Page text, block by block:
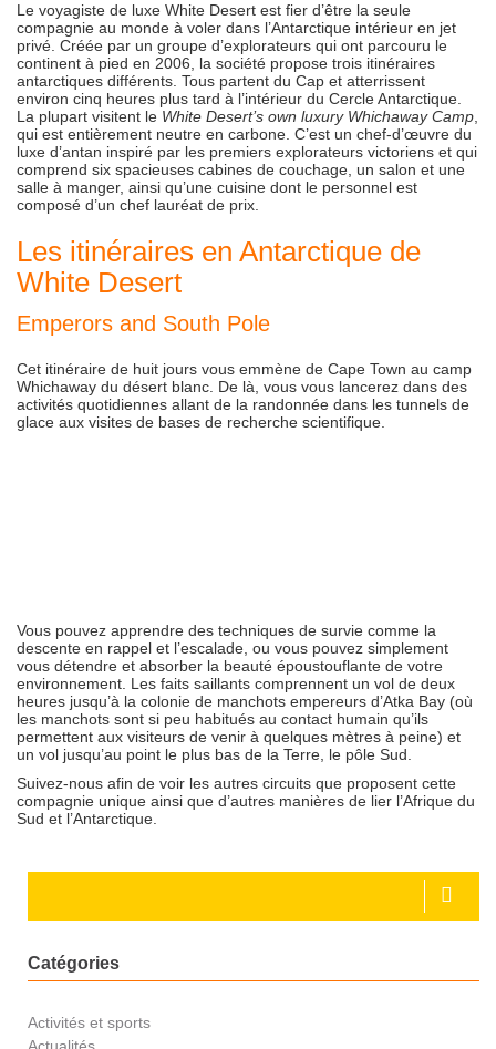
Le voyagiste de luxe White Desert est fier d’être la seule
compagnie au monde à voler dans l’Antarctique intérieur en jet
privé. Créée par un groupe d’explorateurs qui ont parcouru le
continent à pied en 2006, la société propose trois itinéraires
antarctiques différents. Tous partent du Cap et atterrissent
environ cinq heures plus tard à l’intérieur du Cercle Antarctique.
La plupart visitent le White Desert’s own luxury Whichaway Camp,
qui est entièrement neutre en carbone. C’est un chef-d’œuvre du
luxe d’antan inspiré par les premiers explorateurs victoriens et qui
comprend six spacieuses cabines de couchage, un salon et une
salle à manger, ainsi qu’une cuisine dont le personnel est
composé d’un chef lauréat de prix.
Les itinéraires en Antarctique de
White Desert
Emperors and South Pole
Cet itinéraire de huit jours vous emmène de Cape Town au camp
Whichaway du désert blanc. De là, vous vous lancerez dans des
activités quotidiennes allant de la randonnée dans les tunnels de
glace aux visites de bases de recherche scientifique.
Vous pouvez apprendre des techniques de survie comme la
descente en rappel et l’escalade, ou vous pouvez simplement
vous détendre et absorber la beauté époustouflante de votre
environnement. Les faits saillants comprennent un vol de deux
heures jusqu’à la colonie de manchots empereurs d’Atka Bay (où
les manchots sont si peu habitués au contact humain qu’ils
permettent aux visiteurs de venir à quelques mètres à peine) et
un vol jusqu’au point le plus bas de la Terre, le pôle Sud.
Suivez-nous afin de voir les autres circuits que proposent cette
compagnie unique ainsi que d’autres manières de lier l’Afrique du
Sud et l’Antarctique.
Catégories
Activités et sports
Actualités